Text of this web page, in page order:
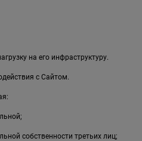
на его инфраструктуру.
с Сайтом.
собственности третьих лиц;